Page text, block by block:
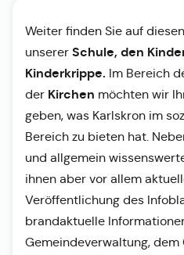
Weiter finden Sie auf
unserer Schule, den
Kinderkrippe. Im Bereich
der Kirchen möchten wir
geben, was Karlskron im
Bereich zu bieten hat.
und allgemein
ihnen aber vor allem
Veröffentlichung des
brandaktuelle
Gemeindeverwaltung,